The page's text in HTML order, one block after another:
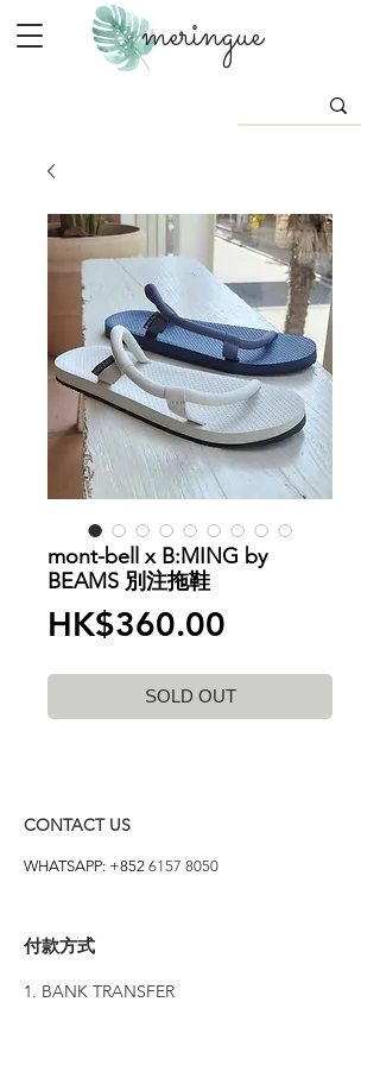
meringue
mont-bell x B:MING by
BEAMS 別注拖鞋
HK$360.00
格
SOLD OUT
CONTACT US
WHATSAPP: +852 6157 8050
付款方式
1. BANK TRANSFER